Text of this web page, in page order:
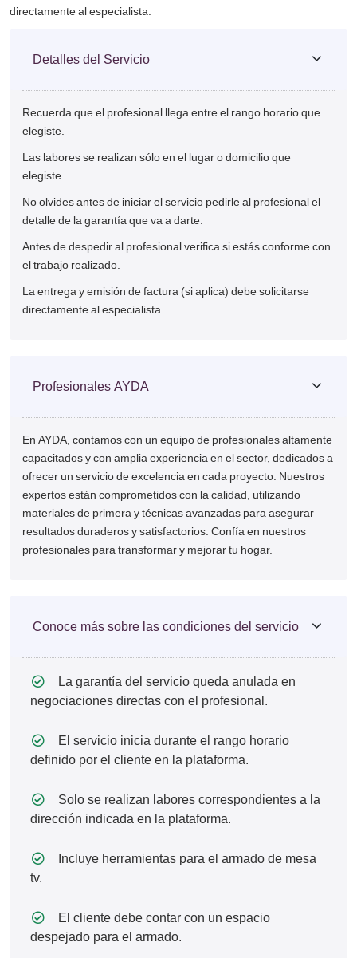
directamente al especialista.
Detalles del Servicio
Recuerda que el profesional llega entre el rango horario que
elegiste.
Las labores se realizan sólo en el lugar o domicilio que
elegiste.
No olvides antes de iniciar el servicio pedirle al profesional el
detalle de la garantía que va a darte.
Antes de despedir al profesional verifica si estás conforme con
el trabajo realizado.
La entrega y emisión de factura (si aplica) debe solicitarse
directamente al especialista.
Profesionales AYDA
En AYDA, contamos con un equipo de profesionales altamente
capacitados y con amplia experiencia en el sector, dedicados a
ofrecer un servicio de excelencia en cada proyecto. Nuestros
expertos están comprometidos con la calidad, utilizando
materiales de primera y técnicas avanzadas para asegurar
resultados duraderos y satisfactorios. Confía en nuestros
profesionales para transformar y mejorar tu hogar.
Conoce más sobre las condiciones del servicio
La garantía del servicio queda anulada en
negociaciones directas con el profesional.
El servicio inicia durante el rango horario
definido por el cliente en la plataforma.
Solo se realizan labores correspondientes a la
dirección indicada en la plataforma.
Incluye herramientas para el armado de mesa
tv.
El cliente debe contar con un espacio
despejado para el armado.